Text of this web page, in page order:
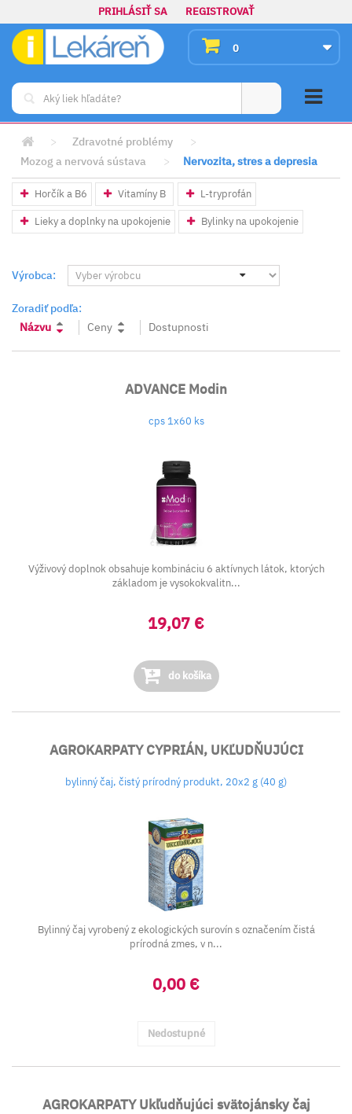
PRIHLÁSIŤ SA REGISTROVAŤ
0
> Zdravotné problémy
>
Mozog a nervová sústava
> Nervozita, stres a depresia
Horčík a B6 Vitamíny B L-tryprofán
Lieky a doplnky na upokojenie Bylinky na upokojenie
Výrobca:
Zoradiť podľa:
Názvu
Ceny Dostupnosti
ADVANCE Modin
cps 1x60 ks
Výživový doplnok obsahuje kombináciu 6 aktívnych látok, ktorých
základom je vysokokvalitn...
19,07 €
do košíka
AGROKARPATY CYPRIÁN, UKĽUDŇUJÚCI
bylinný čaj, čistý prírodný produkt, 20x2 g (40 g)
Bylinný čaj vyrobený z ekologických surovín s označením čistá
prírodná zmes, v n...
0,00 €
Nedostupné
AGROKARPATY Ukľudňujúci svätojánsky čaj